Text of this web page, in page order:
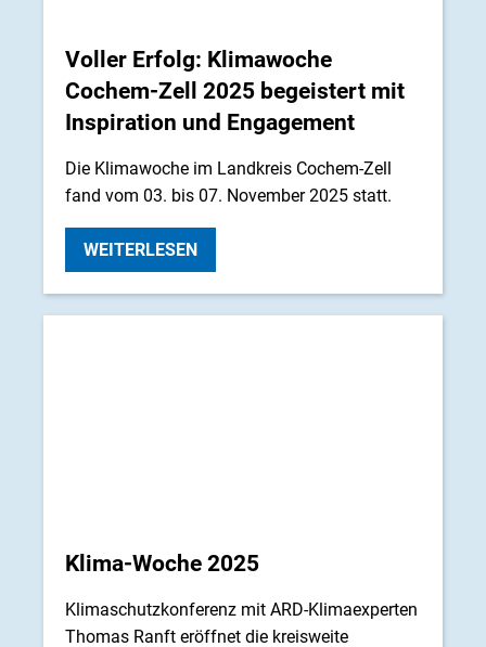
Voller Erfolg: Klimawoche
Cochem-Zell 2025 begeistert mit
Inspiration und Engagement
Die Klimawoche im Landkreis Cochem-Zell
fand vom 03. bis 07. November 2025 statt.
WEITERLESEN
Klima-Woche 2025
Klimaschutzkonferenz mit ARD-Klimaexperten
Thomas Ranft eröffnet die kreisweite